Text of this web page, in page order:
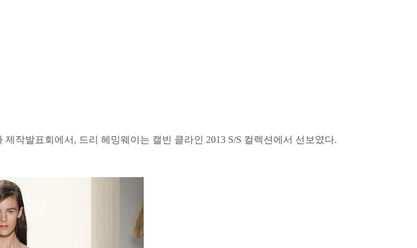
작발표회에서, 드리 헤밍웨이는 캘빈 클라인 2013 S/S 컬렉션에서 선보였다.